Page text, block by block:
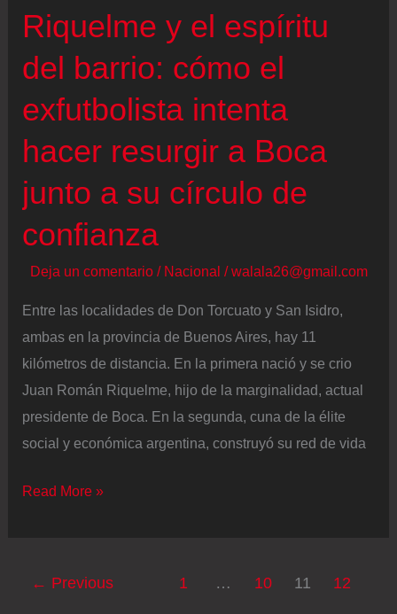
con
ocasiones
Riquelme y el espíritu
del barrio: cómo el
exfutbolista intenta
hacer resurgir a Boca
junto a su círculo de
confianza
Deja un comentario / Nacional /walala26@gmail.com
Entre las localidades de Don Torcuato y San Isidro,
ambas en la provincia de Buenos Aires, hay 11
kilómetros de distancia. En la primera nació y se crio
Juan Román Riquelme, hijo de la marginalidad, actual
presidente de Boca. En la segunda, cuna de la élite
social y económica argentina, construyó su red de vida
Riquelme
Read More »
← Previous 1 … 10 11 12